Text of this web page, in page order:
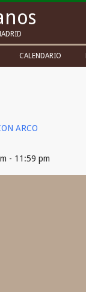
CALENDARIO
ARCO
- 11:59 pm